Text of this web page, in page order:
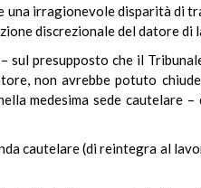
una irragionevole disparità di
discrezionale del datore di
sul presupposto che il
non avrebbe potuto
medesima sede cautelare
cautelare (di reintegra al